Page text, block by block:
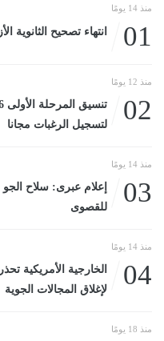
منذ 14 يومًا
01 انتهاء تصحيح الثانوية
منذ 12 يومًا
02
لتسجيل الرغبات مجانا
منذ 14 يومًا
03
إعلام عبرى: سلاح الجو
للقصوى
منذ 14 يومًا
04
الخارجية الأمريكية
لإغلاق المجالات الجوية
منذ 18 يومًا